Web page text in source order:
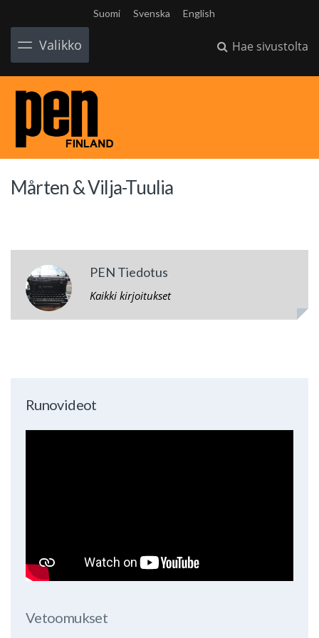
Suomi Svenska English
Valikko Hae sivustolta
Mårten & Vilja-Tuulia
PEN Tiedotus
Kaikki kirjoitukset
Runovideot
Vetoomukset